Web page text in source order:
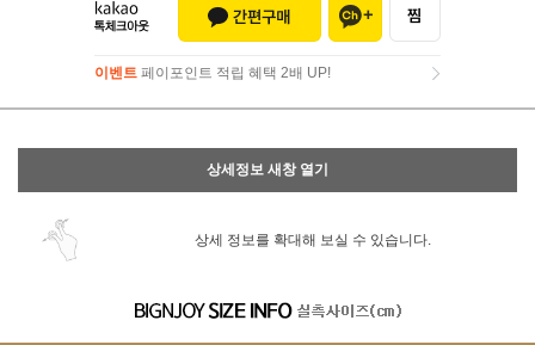
이벤트 페이포인트 적립 혜택 2배 UP!
이벤트페이포인트 적립 혜택 2배 UP!
상세정보 새창 열기
상세 정보를 확대해 보실 수 있습니다.